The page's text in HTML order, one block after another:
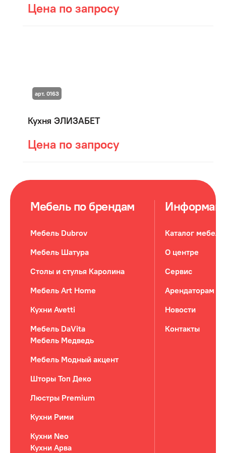
Цена по запросу
Кухня ЭЛИЗАБЕТ
Цена по запросу
арт. 0163
Мебель по брендам
Мебель Dubrov
Мебель Шатура
Столы и стулья Каролина
Мебель Art Home
Кухни Avetti
Мебель DaVita
Мебель Медведь
Мебель Модный акцент
Шторы Топ Деко
Люстры Premium
Кухни Рими
Кухни Neo
Кухни Арва
Каталог мебели
О центре
Сервис
Арендаторам
Новости
Контакты